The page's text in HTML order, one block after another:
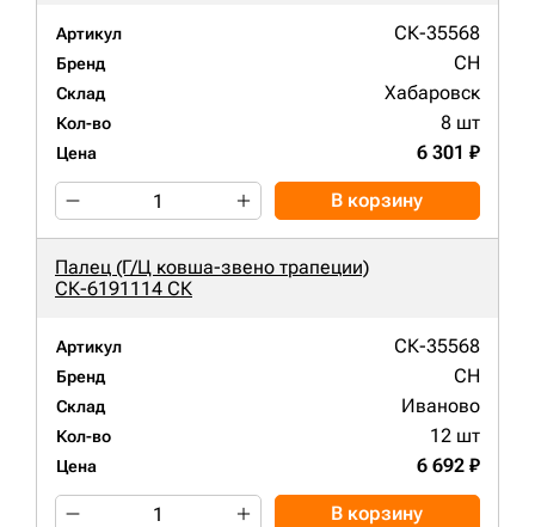
Артикул СК-35568
Бренд CH
Склад Хабаровск
Кол-во 8 шт
Цена 6 301 ₽
В корзину
Палец (Г/Ц ковша-звено трапеции)
СК-6191114 СК
Артикул СК-35568
Бренд CH
Склад Иваново
Кол-во 12 шт
Цена 6 692 ₽
В корзину